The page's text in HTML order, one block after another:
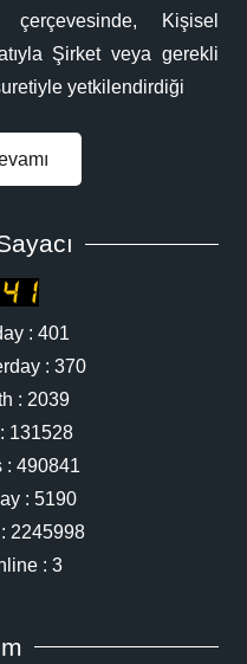
Kişisel
Şirket veya gerekli
yetkilendirdiği
: 401
: 370
: 2039
131528
: 490841
: 5190
2245998
: 3